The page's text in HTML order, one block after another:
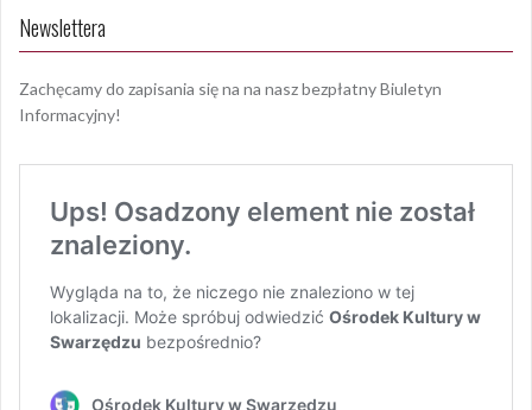
Newslettera
Zachęcamy do zapisania się na na nasz bezpłatny Biuletyn
Informacyjny!